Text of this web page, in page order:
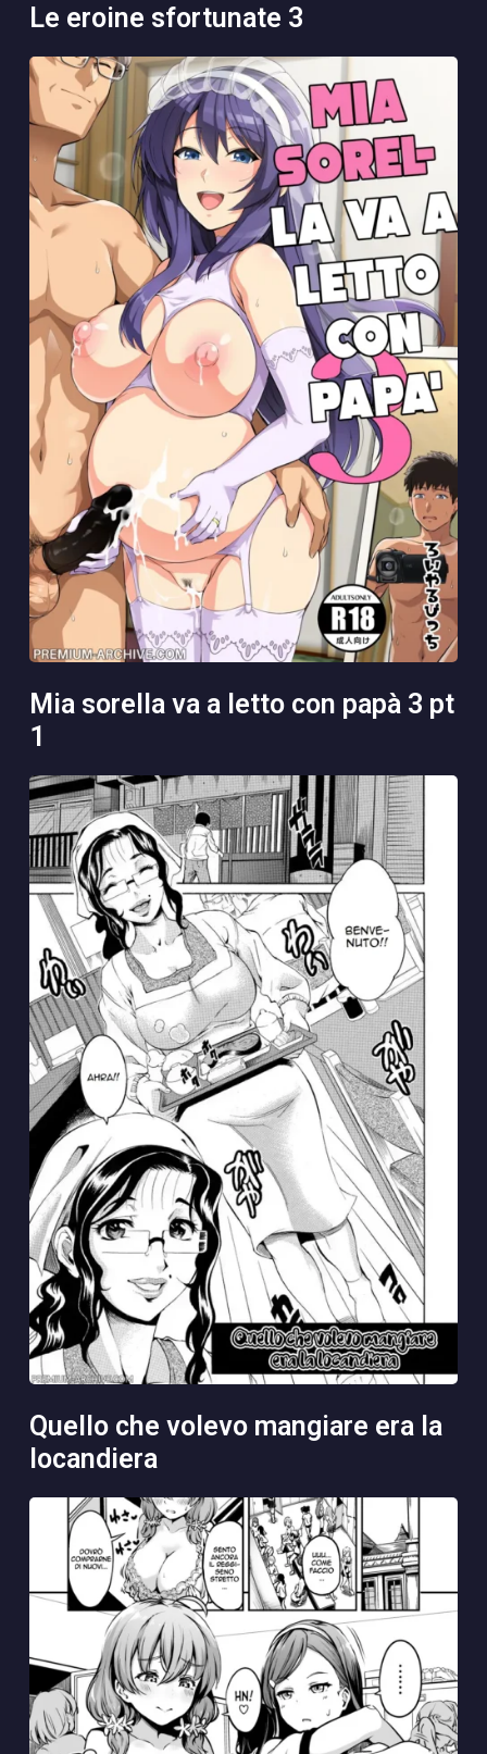
le eroine sfortunate 3
mia sorella va a letto con papà 3 pt
1
quello che volevo mangiare era la
locandiera